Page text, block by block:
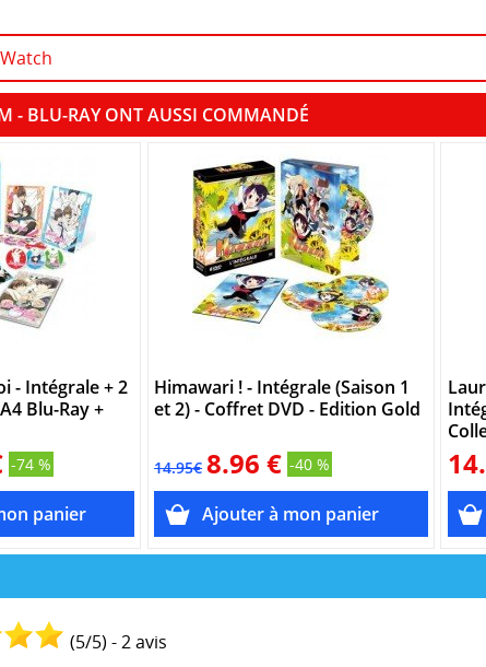
- BLU-RAY ONT AUSSI COMMANDÉ
- Intégrale + 2
Blu-Ray +
-74 %
Himawari ! - Intégrale (Saison 1
et 2) - Coffret DVD - Edition Gold
14.95€ 8.96 € -40 %
(5/5) -2avis